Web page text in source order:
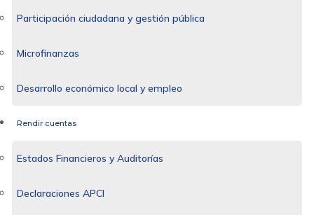
Participación ciudadana y gestión pública
Microfinanzas
Desarrollo económico local y empleo
Rendir cuentas
Estados Financieros y Auditorías
Declaraciones APCI